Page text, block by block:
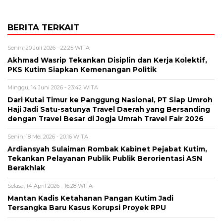
BERITA TERKAIT
Senin, 20 Juli 2026 - 22:25 WITA
Akhmad Wasrip Tekankan Disiplin dan Kerja Kolektif,
PKS Kutim Siapkan Kemenangan Politik
Minggu, 14 Juni 2026 - 23:42 WITA
Dari Kutai Timur ke Panggung Nasional, PT Siap Umroh
Haji Jadi Satu-satunya Travel Daerah yang Bersanding
dengan Travel Besar di Jogja Umrah Travel Fair 2026
Senin, 18 Mei 2026 - 20:16 WITA
Ardiansyah Sulaiman Rombak Kabinet Pejabat Kutim,
Tekankan Pelayanan Publik Publik Berorientasi ASN
Berakhlak
Selasa, 14 April 2026 - 16:28 WITA
Mantan Kadis Ketahanan Pangan Kutim Jadi
Tersangka Baru Kasus Korupsi Proyek RPU